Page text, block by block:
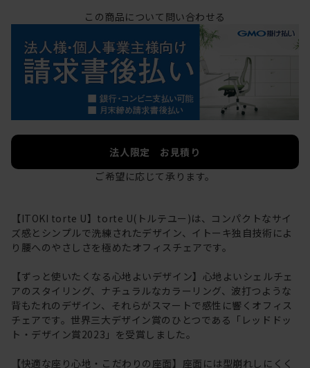
この商品について問い合わせる
法人限定 お見積り
ご希望に応じて承ります。
【ITOKI torte U】torte U(トルテユー)は、コンパクトなサイ
ズ感とシンプルで洗練されたデザイン、イトーキ独自技術によ
り腰へのやさしさを極めたオフィスチェアです。
【ずっと使いたくなる心地よいデザイン】心地よいシェルチェ
アのスタイリング、ナチュラルなカラーリング、波打つような
背もたれのデザイン、それらがスマートで感性に響くオフィス
チェアです。世界三大デザイン賞のひとつである「レッドドッ
ト・デザイン賞2023」を受賞しました。
【快適な座り心地・こだわりの座面】座面には型崩れしにくく